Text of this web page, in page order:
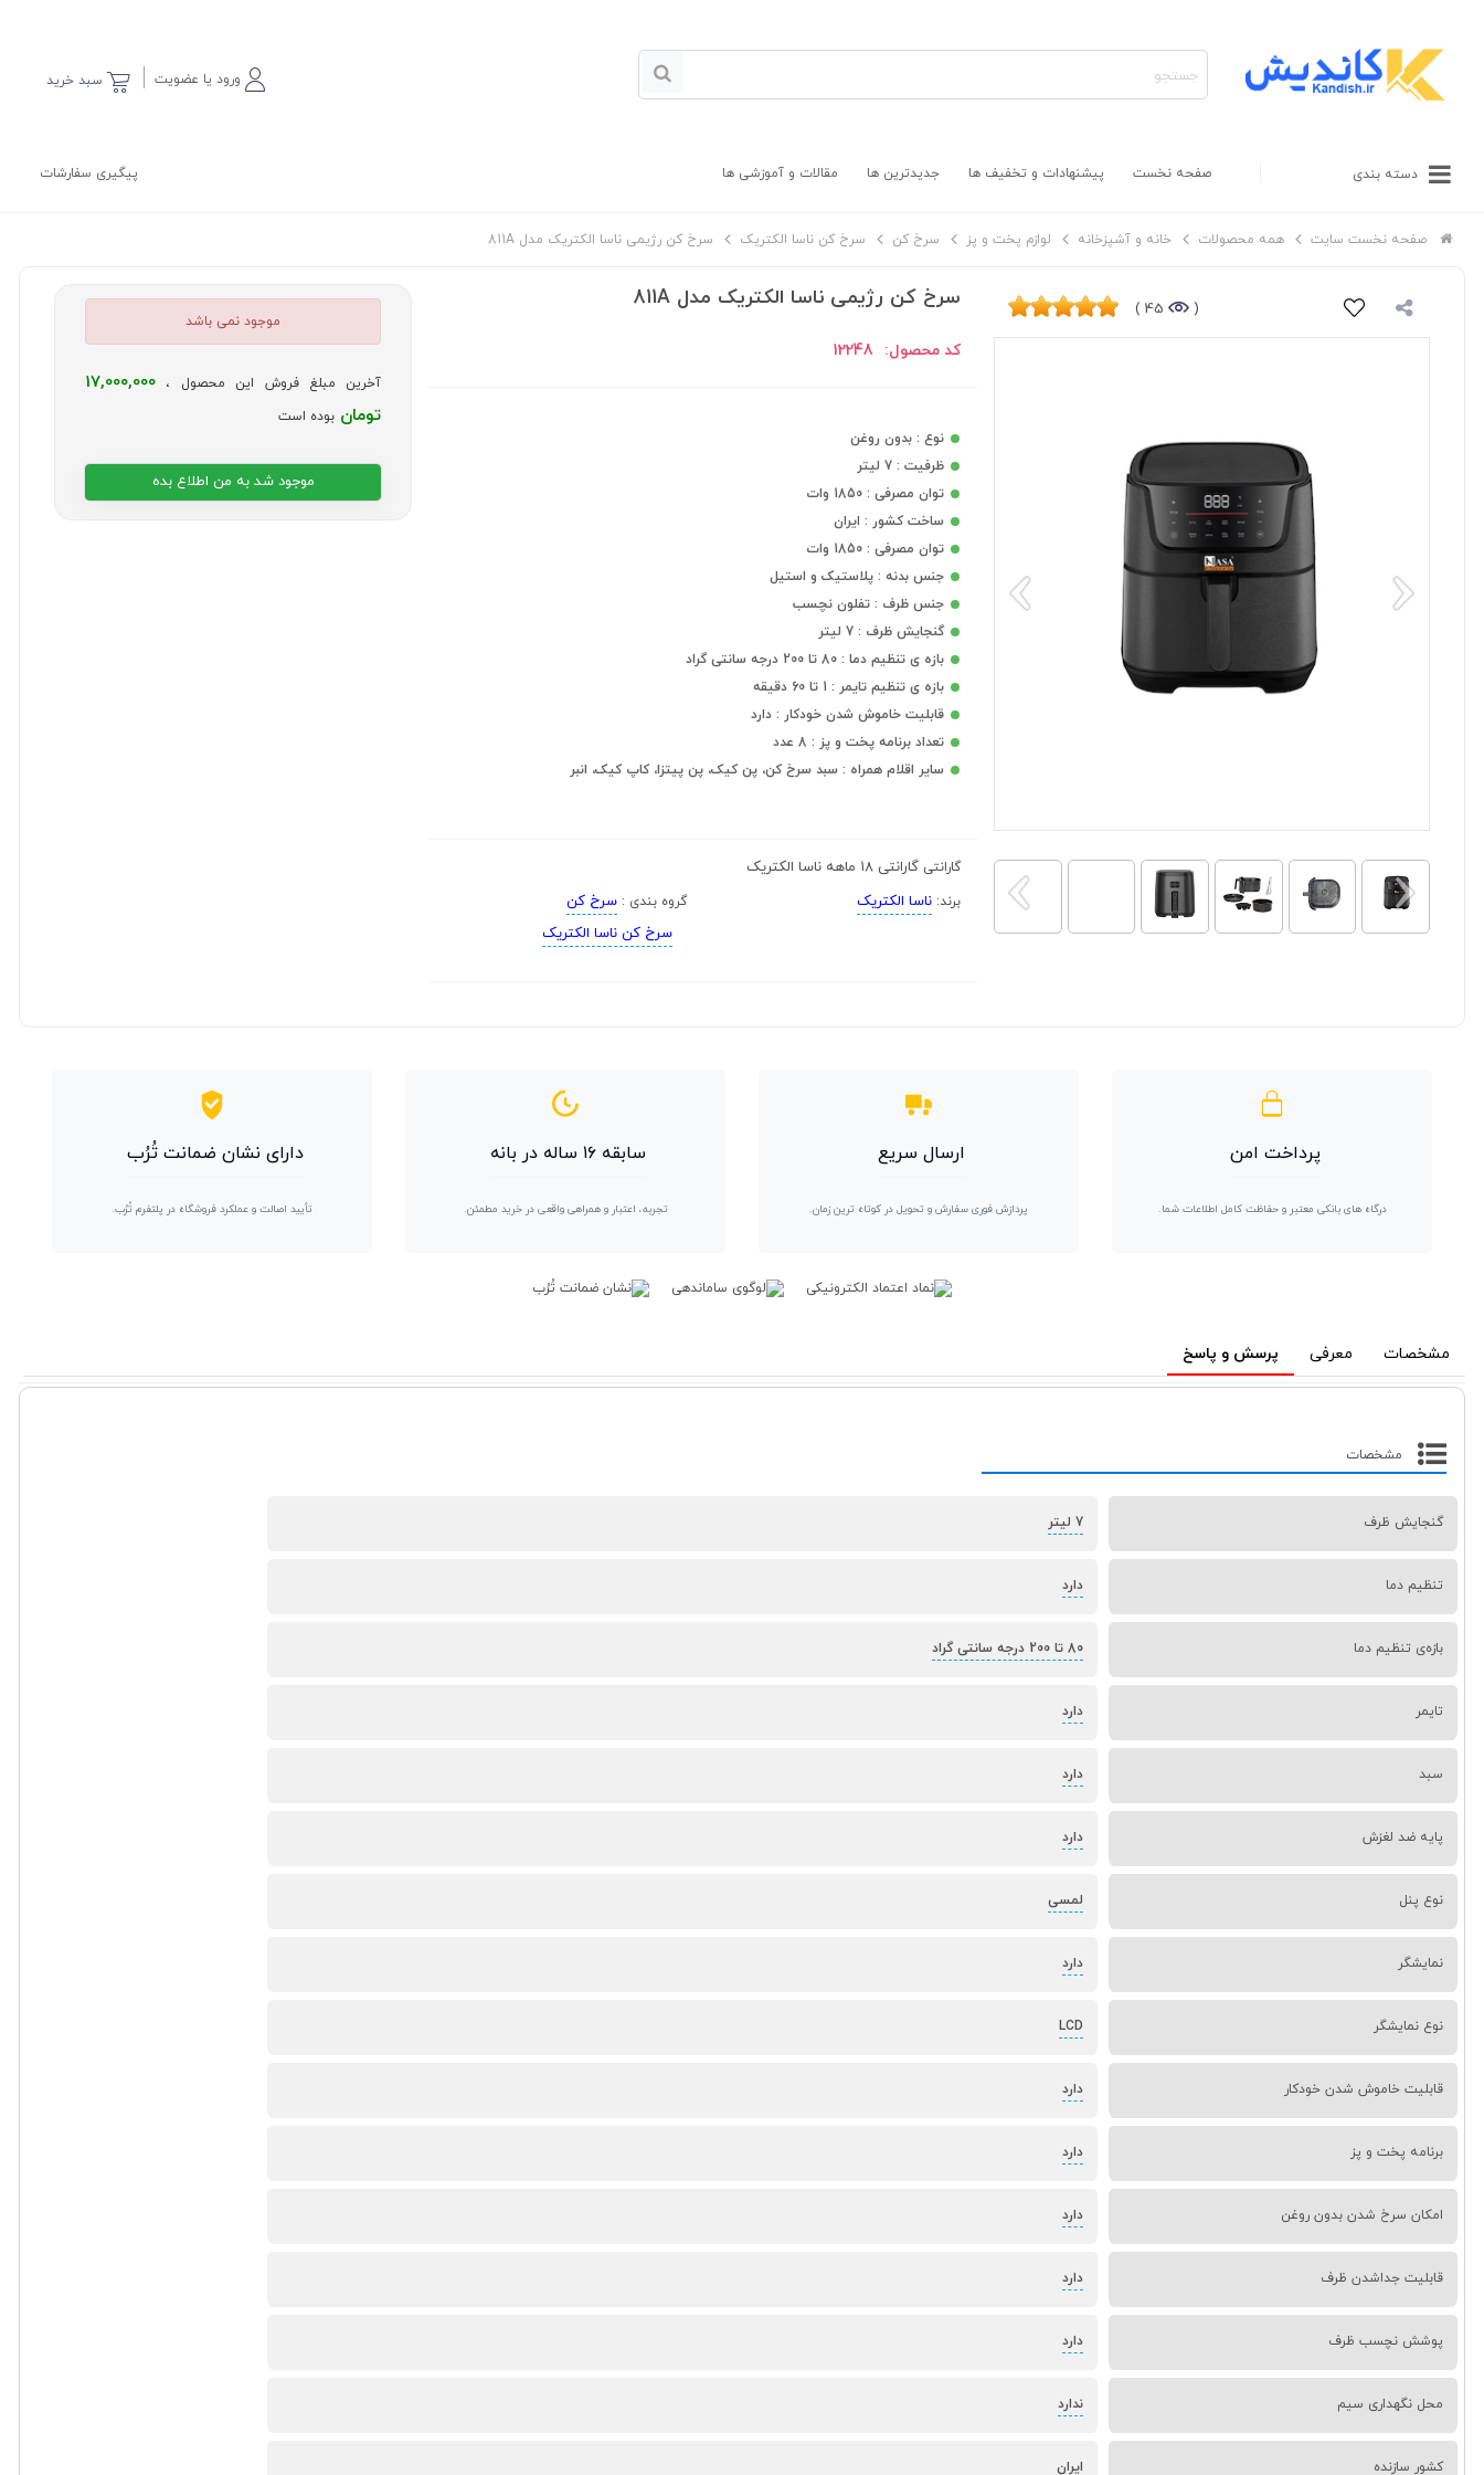
سبد خرید ورود یا عضویت
دسته بندی صفحه نخست پیشنهادات و تخفیف ها جدیدترین ها مقالات و آموزشی ها پیگیری سفارشات
صفحه نخست سایت همه محصولات خانه و آشپزخانه لوازم پخت و پز سرخ کن سرخ کن ناسا الکتریک سرخ کن رژیمی ناسا الکتریک مدل 811A
(
45 ) سرخ کن رژیمی ناسا الکتریک مدل 811A
کد محصول: 12248
نوع : بدون روغن
ظرفیت : 7 لیتر
توان مصرفی : 1850 وات
ساخت کشور : ایران
توان مصرفی : 1850 وات
جنس بدنه : پلاستیک و استیل
جنس ظرف : تفلون نچسب
گنجایش ظرف : 7 لیتر
بازه ی تنظیم دما : 80 تا 200 درجه سانتی گراد
بازه ی تنظیم تایمر : 1 تا 60 دقیقه
قابلیت خاموش شدن خودکار : دارد
تعداد برنامه پخت و پز : 8 عدد
سایر اقلام همراه : سبد سرخ کن، پن کیک، پن پیتزا، کاپ کیک، انبر
گارانتی گارانتی ۱۸ ماهه ناسا الکتریک
برند:ناسا الکتریک گروه بندی :سرخ کن
سرخ کن ناسا الکتریک
موجود نمی باشد
آخرین مبلغ فروش این محصول ، 17,000,000
تومان بوده است
موجود شد به من اطلاع بده
پرداخت امن
درگاه های بانکی معتبر و حفاظت کامل اطلاعات شما.
ارسال سریع
پردازش فوری سفارش و تحویل در کوتاه ترین زمان.
سابقه ۱۶ ساله در بانه
تجربه، اعتبار و همراهی واقعی در خرید مطمئن.
دارای نشان ضمانت تُرُب
تأیید اصالت و عملکرد فروشگاه در پلتفرم تُرُب.
مشخصات معرفی پرسش و پاسخ
مشخصات
گنجایش ظرف 7 لیتر
تنظیم دما دارد
بازه‌ی تنظیم دما 80 تا 200 درجه سانتی گراد
تایمر دارد
سبد دارد
پایه ضد لغزش دارد
نوع پنل لمسی
نمایشگر دارد
نوع نمایشگر LCD
قابلیت خاموش شدن خودکار دارد
برنامه پخت و پز دارد
امکان سرخ شدن بدون روغن دارد
قابلیت جداشدن ظرف دارد
پوشش نچسب ظرف دارد
محل نگهداری سیم ندارد
کشور سازنده ایران